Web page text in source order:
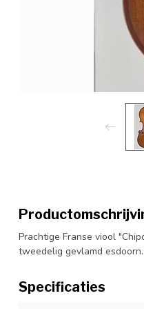
Prachtige Franse viool
tweedelig gevlamd
Specificaties